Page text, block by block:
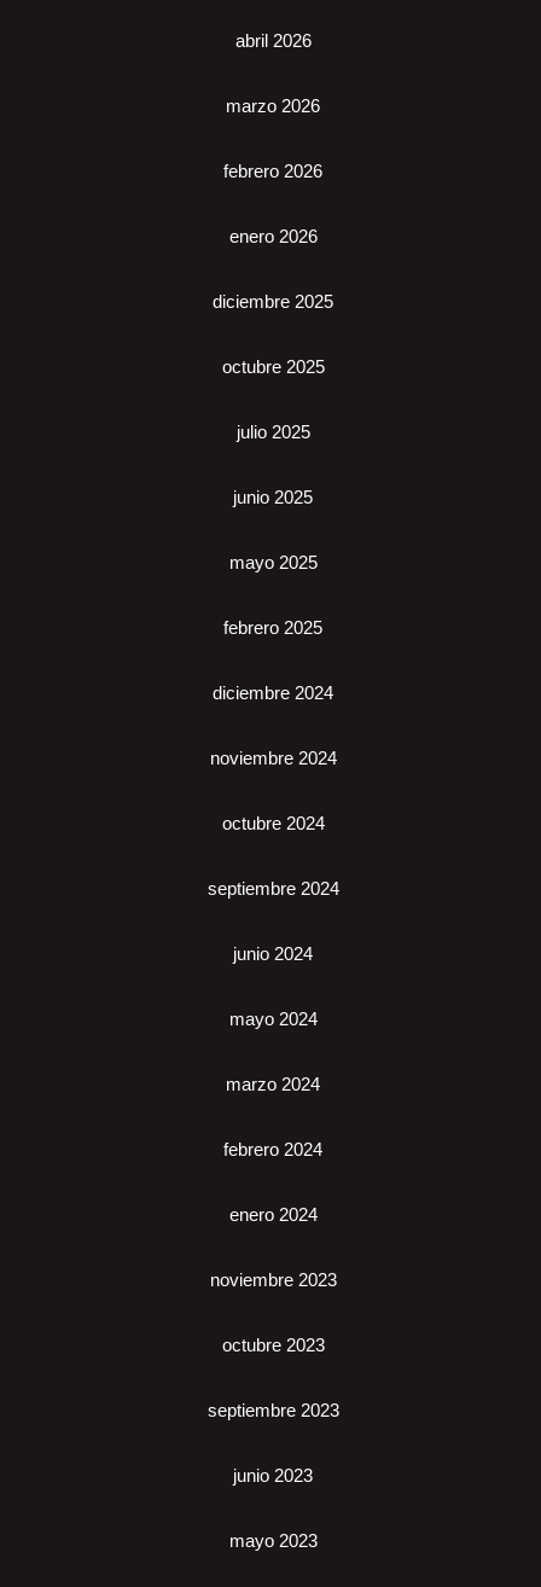
abril 2026
marzo 2026
febrero 2026
enero 2026
diciembre 2025
octubre 2025
julio 2025
junio 2025
mayo 2025
febrero 2025
diciembre 2024
noviembre 2024
octubre 2024
septiembre 2024
junio 2024
mayo 2024
marzo 2024
febrero 2024
enero 2024
noviembre 2023
octubre 2023
septiembre 2023
junio 2023
mayo 2023